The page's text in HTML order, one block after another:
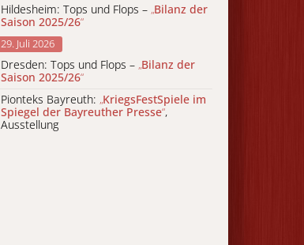
Hildesheim: Tops und Flops – „Bilanz der
Saison 2025/26“
29. Juli 2026
Dresden: Tops und Flops – „Bilanz der
Saison 2025/26“
Pionteks Bayreuth: „KriegsFestSpiele im
Spiegel der Bayreuther Presse“,
Ausstellung